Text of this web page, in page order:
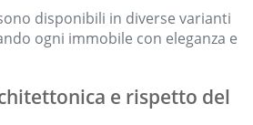
disponibili in diverse varianti
ogni immobile con eleganza e
e rispetto del